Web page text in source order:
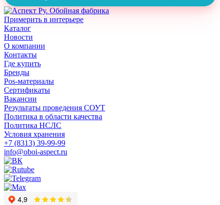
Примерить в интерьере
Каталог
Новости
О компании
Контакты
Где купить
Бренды
Pos-материалы
Сертификаты
Вакансии
Результаты проведения СОУТ
Политика в области качества
Политика НСЛС
Условия хранения
+7 (8313) 39-99-99
info@oboi-aspect.ru